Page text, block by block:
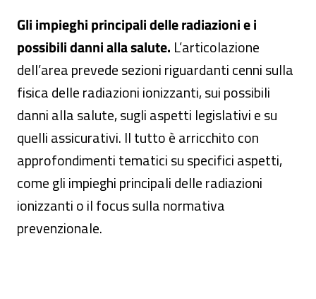
Gli impieghi principali delle radiazioni e i
possibili danni alla salute. L’articolazione
dell’area prevede sezioni riguardanti cenni sulla
fisica delle radiazioni ionizzanti, sui possibili
danni alla salute, sugli aspetti legislativi e su
quelli assicurativi. Il tutto è arricchito con
approfondimenti tematici su specifici aspetti,
come gli impieghi principali delle radiazioni
ionizzanti o il focus sulla normativa
prevenzionale.